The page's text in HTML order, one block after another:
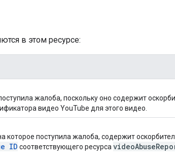
в этом ресурсе:
жалоба, поскольку оно содержит
видео YouTube для этого видео.
которое поступила жалоба, содержит
ID соответствующего ресурса videoAbuse